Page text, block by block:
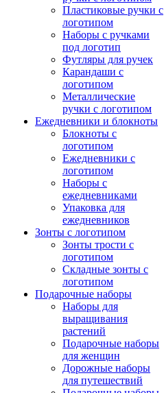
Пластиковые ручки с
логотипом
Наборы с ручками
под логотип
Футляры для ручек
Карандаши с
логотипом
Металлические
ручки с логотипом
Ежедневники и блокноты
Блокноты с
логотипом
Ежедневники с
логотипом
Наборы с
ежедневниками
Упаковка для
ежедневников
Зонты с логотипом
Зонты трости с
логотипом
Складные зонты с
логотипом
Подарочные наборы
Наборы для
выращивания
растений
Подарочные наборы
для женщин
Дорожные наборы
для путешествий